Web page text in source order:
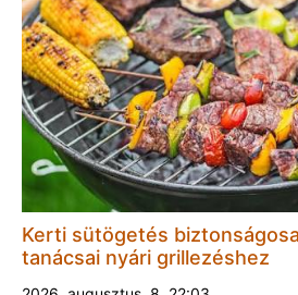
Kerti sütögetés
tanácsai nyári grillezéshez